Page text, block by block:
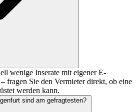
wenige Inserate mit eigener E-
fragen Sie den Vermieter direkt, ob eine
werden kann.
sind am gefragtesten?